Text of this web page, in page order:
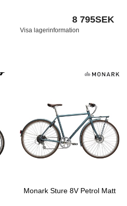
8 795SEK
Visa lagerinformation
Monark Sture 8V Petrol Matt